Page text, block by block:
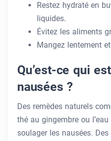
Restez hydraté en
liquides.
Évitez les aliments
Mangez lentement
Qu’est-ce qui
nausées ?
Des remèdes naturels
thé au gingembre ou
soulager les nausées.